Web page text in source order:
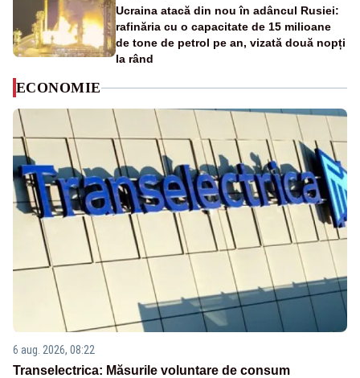
Ucraina atacă din nou în adâncul Rusiei:
rafinăria cu o capacitate de 15 milioane
de tone de petrol pe an, vizată două nopți
la rând
ECONOMIE
6 aug. 2026, 08:22
Transelectrica: Măsurile voluntare de consum